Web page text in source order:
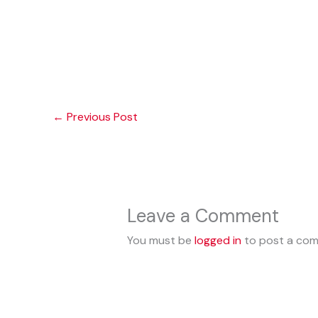
← Previous Post
Leave a Comment
You must be logged into post a